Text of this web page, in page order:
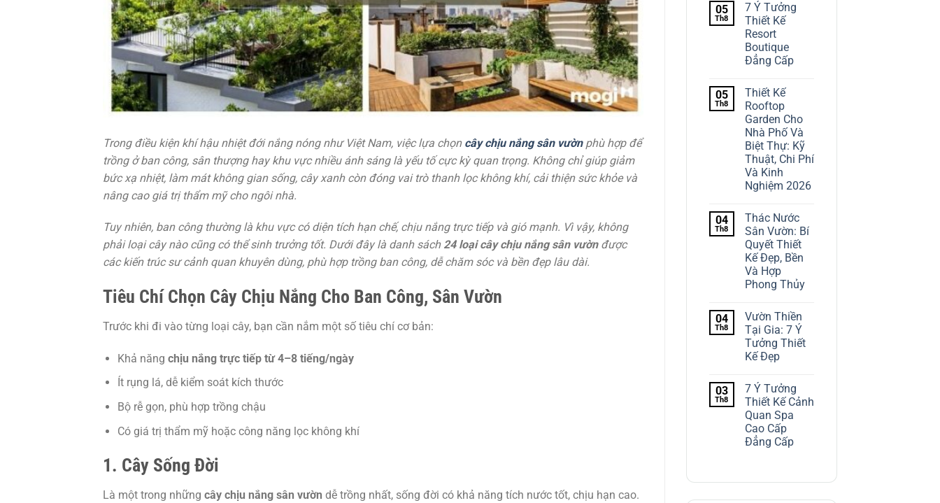
Trong điều kiện khí hậu nhiệt đới nắng nóng như Việt Nam, việc lựa chọn cây chịu nắng sân vườnphù hợp để
trồng ở ban công, sân thượng hay khu vực nhiều ánh sáng là yếu tố cực kỳ quan trọng. Không chỉ giúp giảm
bức xạ nhiệt, làm mát không gian sống, cây xanh còn đóng vai trò thanh lọc không khí, cải thiện sức khỏe và
nâng cao giá trị thẩm mỹ cho ngôi nhà.
Tuy nhiên, ban công thường là khu vực có diện tích hạn chế, chịu nắng trực tiếp và gió mạnh. Vì vậy, không
phải loại cây nào cũng có thể sinh trưởng tốt. Dưới đây là danh sách 24 loại cây chịu nắng sân vườnđược
các kiến trúc sư cảnh quan khuyên dùng, phù hợp trồng ban công, dễ chăm sóc và bền đẹp lâu dài.
Tiêu Chí Chọn Cây Chịu Nắng Cho Ban Công, Sân Vườn
Trước khi đi vào từng loại cây, bạn cần nắm một số tiêu chí cơ bản:
Khả năng chịu nắng trực tiếp từ 4–8 tiếng/ngày
Ít rụng lá, dễ kiểm soát kích thước
Bộ rễ gọn, phù hợp trồng chậu
Có giá trị thẩm mỹ hoặc công năng lọc không khí
1. Cây Sống Đời
Là một trong những cây chịu nắng sân vườn dễ trồng nhất, sống đời có khả năng tích nước tốt, chịu hạn cao.
05
Th8
7 Ý Tưởng
Thiết Kế
Resort
Boutique
Đẳng Cấp
05
Th8
Thiết Kế
Rooftop
Garden Cho
Nhà Phố Và
Biệt Thự: Kỹ
Thuật, Chi Phí
Và Kinh
Nghiệm 2026
04
Th8
Thác Nước
Sân Vườn: Bí
Quyết Thiết
Kế Đẹp, Bền
Và Hợp
Phong Thủy
04
Th8
Vườn Thiền
Tại Gia: 7 Ý
Tưởng Thiết
Kế Đẹp
03
Th8
7 Ý Tưởng
Thiết Kế Cảnh
Quan Spa
Cao Cấp
Đẳng Cấp